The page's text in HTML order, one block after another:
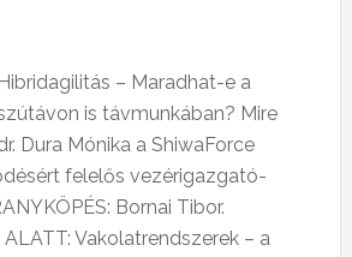
– Maradhat-e a
is távmunkában? Mire
Dura Mónika a ShiwaForce
felelős vezérigazgató-
Bornai Tibor.
ALATT: Vakolatrendszerek – a